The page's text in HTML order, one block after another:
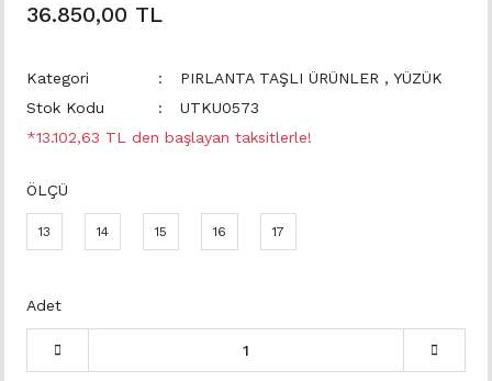
36.850,00 TL
Kategori PIRLANTA TAŞLI ÜRÜNLER , YÜZÜK
Stok Kodu
UTKU0573
*13.102,63 TL den başlayan taksitlerle!
ÖLÇÜ
13 14 15 16 17
Adet